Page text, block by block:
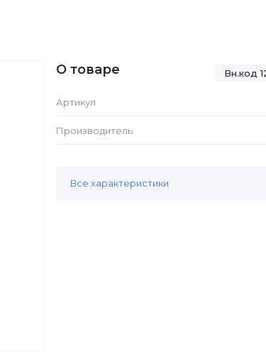
Вн.код
О товаре
Артикул
Производитель
Все характеристики